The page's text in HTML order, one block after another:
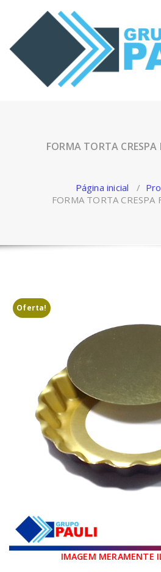
conteúdo
FORMA TORTA CRESPA
Página inicial /
FORMA TORTA CRESPA
Oferta!